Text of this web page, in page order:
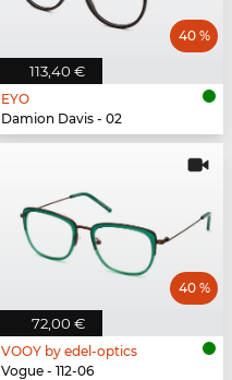
113,40 €
40 %
EYO
Damion Davis - 02
72,00 €
40 %
VOOY by edel-optics
Vogue - 112-06